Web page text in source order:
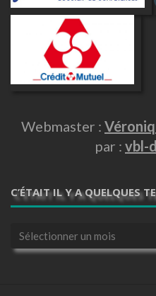
Webmaster :
par : vbl-
C’ÉTAIT IL Y A QUELQUES